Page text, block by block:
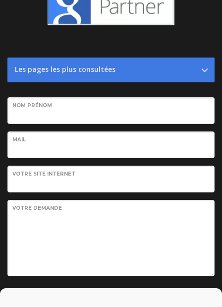
Les pages les plus consultées
NOM PRÉNOM
MAIL
VOTRE SITE INTERNET
VOTRE DEMANDE